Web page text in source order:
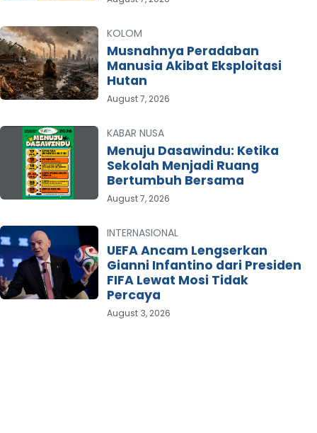
KOLOM
Musnahnya Peradaban
Manusia Akibat Eksploitasi
Hutan
August 7, 2026
KABAR NUSA
Menuju Dasawindu: Ketika
Sekolah Menjadi Ruang
Bertumbuh Bersama
August 7, 2026
INTERNASIONAL
UEFA Ancam Lengserkan
Gianni Infantino dari Presiden
FIFA Lewat Mosi Tidak
Percaya
August 3, 2026